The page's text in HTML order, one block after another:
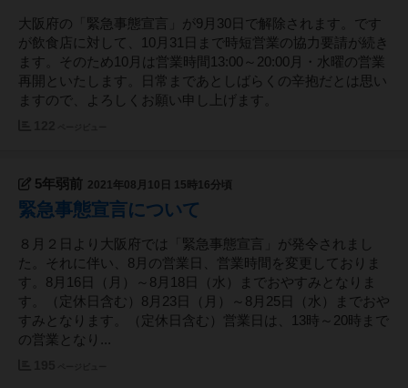
大阪府の「緊急事態宣言」が9月30日で解除されます。です
が飲食店に対して、10月31日まで時短営業の協力要請が続き
ます。そのため10月は営業時間13:00～20:00月・水曜の営業
再開といたします。日常まであとしばらくの辛抱だとは思い
ますので、よろしくお願い申し上げます。
5年弱前 2021年08月10日 15時16分頃
緊急事態宣言について
８月２日より大阪府では「緊急事態宣言」が発令されまし
た。それに伴い、8月の営業日、営業時間を変更しておりま
す。8月16日（月）～8月18日（水）までおやすみとなりま
す。（定休日含む）8月23日（月）～8月25日（水）までおや
すみとなります。（定休日含む）営業日は、13時～20時まで
の営業となり...